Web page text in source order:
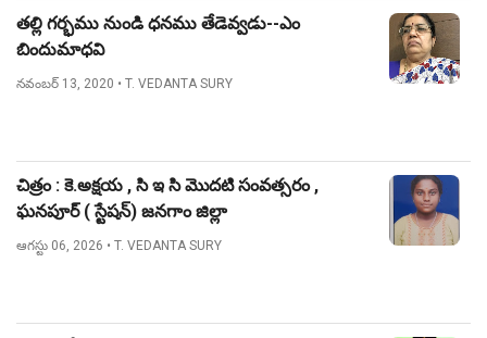
తల్లి గర్భము నుండి ధనము తేడెవ్వడు--ఎం
బిందుమాధవి
నవంబర్ 13, 2020 • T. VEDANTA SURY
చిత్రం : కె.అక్షయ , సి ఇ సి మొదటి సంవత్సరం ,
ఘనపూర్ ( స్టేషన్) జనగాం జిల్లా
ఆగస్టు 06, 2026 • T. VEDANTA SURY